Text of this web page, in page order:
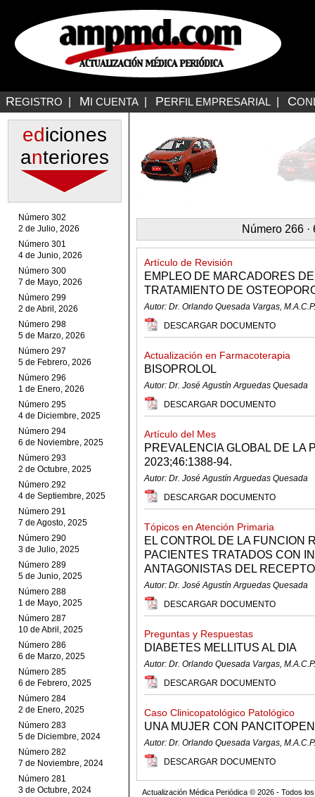
REGISTRO MI CUENTA PERFIL EMPRESARIAL C
ediciones
anteriores
Número 302
2 de Julio, 2026
Número 301
4 de Junio, 2026
Número 300
7 de Mayo, 2026
Número 299
2 de Abril, 2026
Número 298
5 de Marzo, 2026
Número 297
5 de Febrero, 2026
Número 296
1 de Enero, 2026
Número 295
4 de Diciembre, 2025
Número 294
6 de Noviembre, 2025
Número 293
2 de Octubre, 2025
Número 292
4 de Septiembre, 2025
Número 291
7 de Agosto, 2025
Número 290
3 de Julio, 2025
Número 289
5 de Junio, 2025
Número 288
1 de Mayo, 2025
Número 287
10 de Abril, 2025
Número 286
6 de Marzo, 2025
Número 285
6 de Febrero, 2025
Número 284
2 de Enero, 2025
Número 283
5 de Diciembre, 2024
Número 282
7 de Noviembre, 2024
Número 281
3 de Octubre, 2024
Número 266
Artículo de Revisión
EMPLEO DE MARCADORES
TRATAMIENTO DE
Autor: Dr. Orlando Quesada Vargas, M.A.C.P.
DESCARGAR DOCUMENTO
Actualización en Farmacoterapia
BISOPROLOL
Autor: Dr. José Agustín Arguedas Quesada
DESCARGAR DOCUMENTO
Artículo del Mes
PREVALENCIA GLOBAL DE LA
2023;46:1388-94.
Autor: Dr. José Agustín Arguedas Quesada
DESCARGAR DOCUMENTO
Tópicos en Atención Primaria
EL CONTROL DE LA FUNCION
PACIENTES TRATADOS CON
ANTAGONISTAS DEL
Autor: Dr. José Agustín Arguedas Quesada
DESCARGAR DOCUMENTO
Preguntas y Respuestas
DIABETES MELLITUS AL DIA
Autor: Dr. Orlando Quesada Vargas, M.A.C.P.
DESCARGAR DOCUMENTO
Caso Clinicopatológico Patológico
UNA MUJER CON
Autor: Dr. Orlando Quesada Vargas, M.A.C.P.
DESCARGAR DOCUMENTO
Actualización Médica Periódica © 2026 - Todos